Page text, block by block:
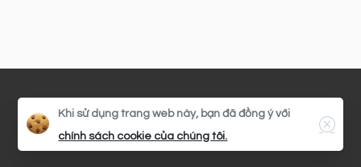
Khi sử dụng trang web này, bạn đã đồng ý với
chính sách cookie của chúng tôi.